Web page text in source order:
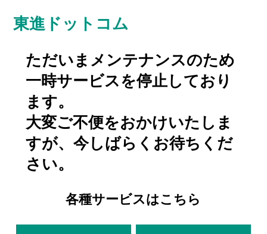
東進ドットコム
ただいまメンテナンスのため
一時サービスを停止しており
ます。
大変ご不便をおかけいたしま
すが、今しばらくお待ちくだ
さい。
各種サービスはこちら